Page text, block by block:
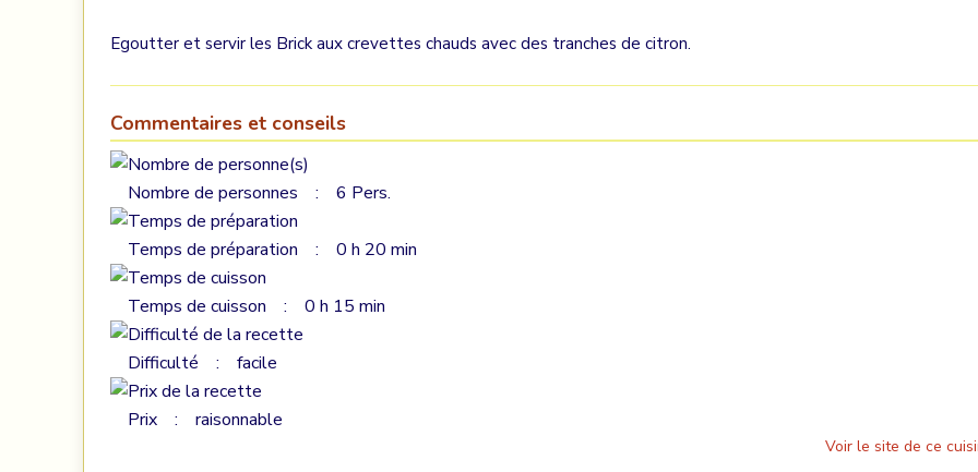
Egoutter et servir les Brick aux crevettes chauds avec des tranches de citron.
Commentaires et conseils
Nombre de personnes : 6 Pers.
Temps de préparation : 0 h 20 min
Temps de cuisson : 0 h 15 min
Difficulté : facile
Prix : raisonnable
Voir le site de ce